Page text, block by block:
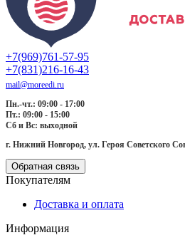
+7(969)761-57-95
+7(831)216-16-43
mail@moreedi.ru
Пн.-чт.: 09:00 - 17:00
Пт.: 09:00 - 15:00
Сб и Вс: выходной
г. Нижний Новгород, ул. Героя Советского
Обратная связь
Покупателям
Доставка и оплата
Информация